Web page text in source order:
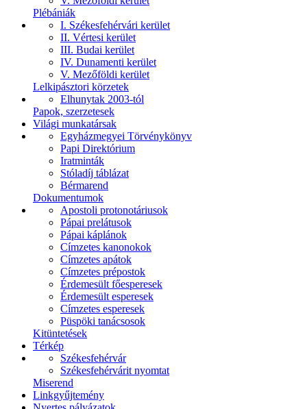
Plébániák
I. Székesfehérvári kerület
II. Vértesi kerület
III. Budai kerület
IV. Dunamenti kerület
V. Mezőföldi kerület
Lelkipásztori körzetek
Elhunytak 2003-tól
Papok, szerzetesek
Világi munkatársak
Egyházmegyei Törvénykönyv
Papi Direktórium
Iratminták
Stóladíj táblázat
Bérmarend
Dokumentumok
Apostoli protonotáriusok
Pápai prelátusok
Pápai káplánok
Címzetes kanonokok
Címzetes apátok
Címzetes prépostok
Érdemesült főesperesek
Érdemesült esperesek
Címzetes esperesek
Püspöki tanácsosok
Kitüntetések
Térkép
Székesfehérvár
Székesfehérvárit nyomtat
Miserend
Linkgyűjtemény